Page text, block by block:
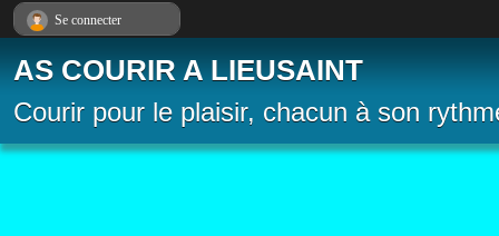
AS COURIR A LIEUSAINT
Courir pour le plaisir, chacun à son
Se connecter
Panneau de gestion des cookies